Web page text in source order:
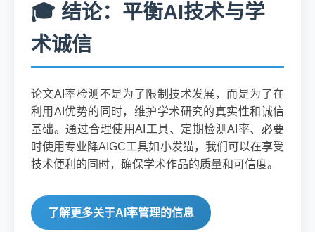
🎓 结论：平衡AI技术与学
术诚信
论文AI率检测不是为了限制技术发展，而是为了在
利用AI优势的同时，维护学术研究的真实性和诚信
基础。通过合理使用AI工具、定期检测AI率、必要
时使用专业降AIGC工具如小发猫，我们可以在享受
技术便利的同时，确保学术作品的质量和可信度。
了解更多关于AI率管理的信息